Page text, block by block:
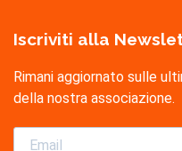
Iscriviti alla
Rimani aggiornato sulle
della nostra associazione.